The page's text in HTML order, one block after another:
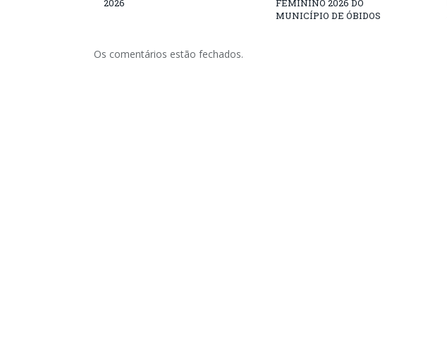
2026
FEMININO 2026 DO
MUNICÍPIO DE ÓBIDOS
Os comentários estão fechados.